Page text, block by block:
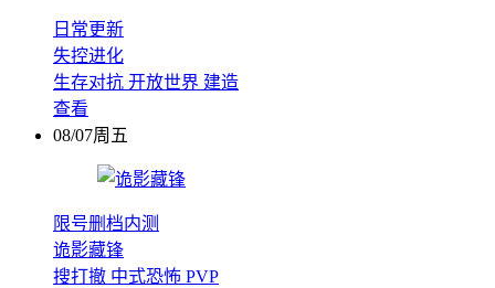
日常更新
失控进化
生存对抗 开放世界 建造
查看
08/07周五
限号删档内测
诡影藏锋
搜打撤 中式恐怖 PVP